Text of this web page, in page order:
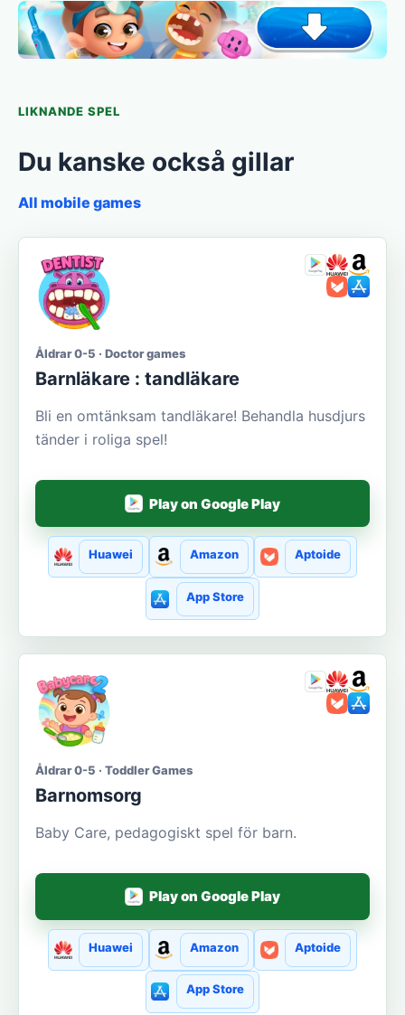
LIKNANDE SPEL
Du kanske också gillar
All mobile games
Åldrar 0-5 · Doctor games
Barnläkare : tandläkare
Bli en omtänksam tandläkare! Behandla husdjurs
tänder i roliga spel!
Play on Google Play
Huawei Amazon Aptoide
App Store
Åldrar 0-5 · Toddler Games
Barnomsorg
Baby Care, pedagogiskt spel för barn.
Play on Google Play
Huawei Amazon Aptoide
App Store